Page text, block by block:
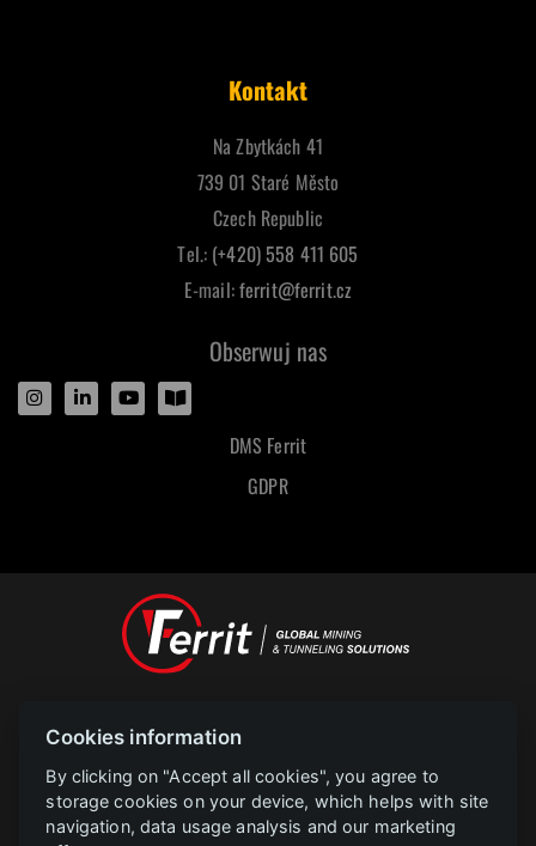
Kontakt
Na Zbytkách 41
739 01 Staré Město
Czech Republic
Tel.: (+420) 558 411 605
E-mail:ferrit@ferrit.cz
Obserwuj nas
DMS Ferrit
GDPR
POLAR televize Ostrava s.r.o.
Copyright
2023 |www.polar.cz
PROJEKT FERRIT s.r.o. Implementace informačního systému společnosti
Cookies information
By clicking on "Accept all cookies", you agree to
storage cookies on your device, which helps with site
navigation, data usage analysis and our marketing